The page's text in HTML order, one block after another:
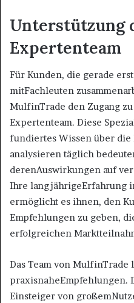
Unterstützung
Expertenteam
Für Kunden, die gerade
mitFachleuten
MulfinTrade den Zugang
Expertenteam. Diese
fundiertes Wissen über die
analysieren täglich
derenAuswirkungen auf
Ihre langjährigeErfahrung
ermöglicht es ihnen, den
Empfehlungen zu geben,
erfolgreichen
Das Team von MulfinTrade
praxisnaheEmpfehlungen.
Einsteiger von